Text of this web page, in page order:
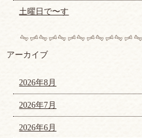
土曜日で〜す
アーカイブ
2026年8月
2026年7月
2026年6月